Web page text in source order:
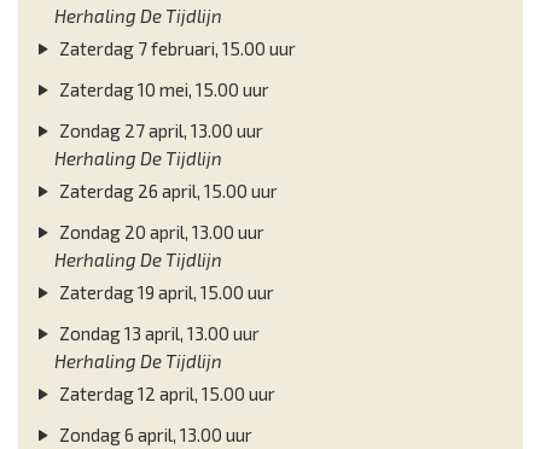
Herhaling De Tijdlijn
Zaterdag 7 februari, 15.00 uur
Zaterdag 10 mei, 15.00 uur
Zondag 27 april, 13.00 uur
Herhaling De Tijdlijn
Zaterdag 26 april, 15.00 uur
Zondag 20 april, 13.00 uur
Herhaling De Tijdlijn
Zaterdag 19 april, 15.00 uur
Zondag 13 april, 13.00 uur
Herhaling De Tijdlijn
Zaterdag 12 april, 15.00 uur
Zondag 6 april, 13.00 uur